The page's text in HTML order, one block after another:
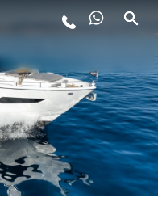
VIDA